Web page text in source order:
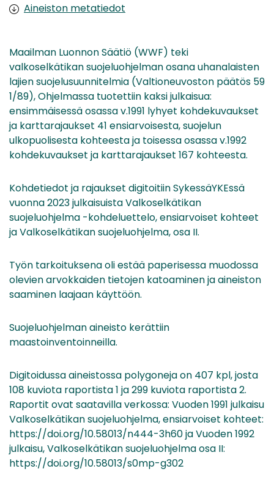
Aineiston metatiedot
Maailman Luonnon Säätiö (WWF) teki
valkoselkätikan suojeluohjelman osana uhanalaisten
lajien suojelusuunnitelmia (Valtioneuvoston päätös 59
1/89), Ohjelmassa tuotettiin kaksi julkaisua:
ensimmäisessä osassa v.1991 lyhyet kohdekuvaukset
ja karttarajaukset 41 ensiarvoisesta, suojelun
ulkopuolisesta kohteesta ja toisessa osassa v.1992
kohdekuvaukset ja karttarajaukset 167 kohteesta.
Kohdetiedot ja rajaukset digitoitiin SykessäYKEssä
vuonna 2023 julkaisuista Valkoselkätikan
suojeluohjelma -kohdeluettelo, ensiarvoiset kohteet
ja Valkoselkätikan suojeluohjelma, osa II.
Työn tarkoituksena oli estää paperisessa muodossa
olevien arvokkaiden tietojen katoaminen ja aineiston
saaminen laajaan käyttöön.
Suojeluohjelman aineisto kerättiin
maastoinventoinneilla.
Digitoidussa aineistossa polygoneja on 407 kpl, josta
108 kuviota raportista 1 ja 299 kuviota raportista 2.
Raportit ovat saatavilla verkossa: Vuoden 1991 julkaisu
Valkoselkätikan suojeluohjelma, ensiarvoiset kohteet:
https://doi.org/10.58013/n444-3h60 ja Vuoden 1992
julkaisu, Valkoselkätikan suojeluohjelma osa II:
https://doi.org/10.58013/s0mp-g302